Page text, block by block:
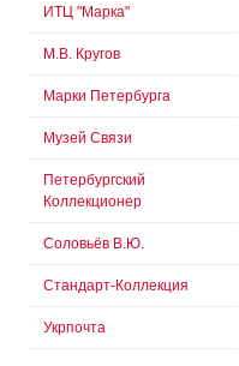
ИТЦ "Марка"
М.В. Кругов
Марки Петербурга
Музей Связи
Петербургский
Коллекционер
Соловьёв В.Ю.
Стандарт-Коллекция
Укрпочта